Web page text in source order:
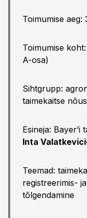
Toimumise aeg:
Toimumise
A-osa)
Sihtgrupp:
taimekaitse
Esineja: Bayer’i
Inta
Teemad:
registreerimis-
tõlgendamine